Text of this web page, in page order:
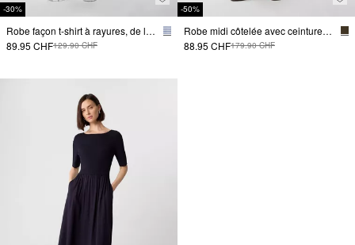
-30%
Robe façon t-shirt à rayures, de longueur midi
89.95 CHF129.90 CHF
-50%
Robe midi côtelée avec ceinture à nouer
88.95 CHF179.90 CHF